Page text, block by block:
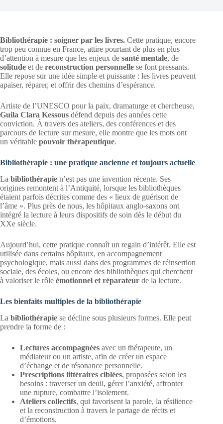
Bibliothérapie : soigner par les livres. Cette pratique, encore
trop peu connue en France, attire pourtant de plus en plus
d’attention à mesure que les enjeux de santé mentale, de
solitude et de reconstruction personnelle se font pressants.
Elle repose sur une idée simple et puissante : les livres peuvent
apaiser, réparer, et offrir des chemins d’espérance.
Artiste de l’UNESCO pour la paix, dramaturge et chercheuse,
Guila Clara Kessous défend depuis des années cette
conviction. À travers des ateliers, des conférences et des
parcours de lecture sur mesure, elle montre que les mots ont
un véritable pouvoir thérapeutique.
Bibliothérapie : une pratique ancienne et toujours actuelle
La bibliothérapie n’est pas une invention récente. Ses
origines remontent à l’Antiquité, lorsque les bibliothèques
étaient parfois décrites comme des « lieux de guérison de
l’âme ». Plus près de nous, les hôpitaux anglo-saxons ont
intégré la lecture à leurs dispositifs de soin dès le début du
XXe siècle.
Aujourd’hui, cette pratique connaît un regain d’intérêt. Elle est
utilisée dans certains hôpitaux, en accompagnement
psychologique, mais aussi dans des programmes de réinsertion
sociale, des écoles, ou encore des bibliothèques qui cherchent
à valoriser le rôle émotionnel et réparateur de la lecture.
Les bienfaits multiples de la bibliothérapie
La bibliothérapie se décline sous plusieurs formes. Elle peut
prendre la forme de :
Lectures accompagnées avec un thérapeute, un
médiateur ou un artiste, afin de créer un espace
d’échange et de résonance personnelle.
Prescriptions littéraires ciblées, proposées selon les
besoins : traverser un deuil, gérer l’anxiété, affronter
une rupture, combattre l’isolement.
Ateliers collectifs, qui favorisent la parole, la résilience
et la reconstruction à travers le partage de récits et
d’émotions.